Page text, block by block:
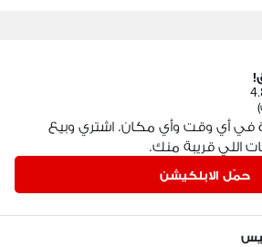
أي وقت وأي مكان. اشتري وبيع
اللي قريبة منك.
حمّل الابلكيشن